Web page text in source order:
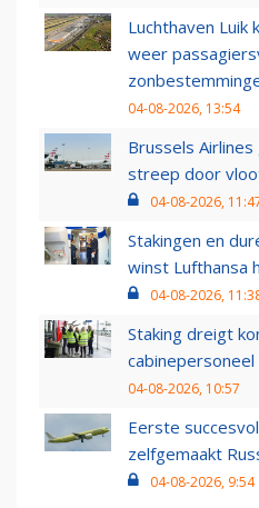
Luchthaven
weer
04-08-2026, 13:54
Brussels
streep door
04-08-2026,
Stakingen en
winst Lufthansa
04-08-2026,
Staking dreigt
cabinepersoneel
04-08-2026, 10:57
Eerste
zelfgemaakt
04-08-2026, 9:54